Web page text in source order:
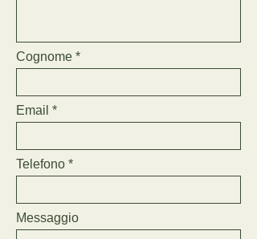
Cognome
Email
Telefono
Messaggio